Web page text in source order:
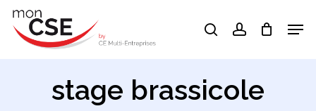
Skip
searchaccount
stage brassicole